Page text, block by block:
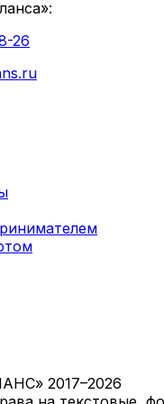
26
2017–2026